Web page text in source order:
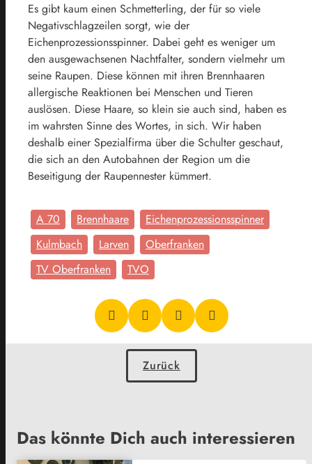
Es gibt kaum einen Schmetterling, der für so viele
Negativschlagzeilen sorgt, wie der
Eichenprozessionsspinner. Dabei geht es weniger um
den ausgewachsenen Nachtfalter, sondern vielmehr um
seine Raupen. Diese können mit ihren Brennhaaren
allergische Reaktionen bei Menschen und Tieren
auslösen. Diese Haare, so klein sie auch sind, haben es
im wahrsten Sinne des Wortes, in sich. Wir haben
deshalb einer Spezialfirma über die Schulter geschaut,
die sich an den Autobahnen der Region um die
Beseitigung der Raupennester kümmert.
A 70 Brennhaare
Eichenprozessionsspinner
Kulmbach
Larven
Oberfranken
TV Oberfranken
TVO
Zurück
Das könnte Dich auch interessieren